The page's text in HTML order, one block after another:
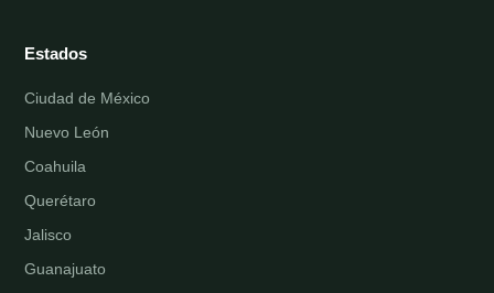
Estados
Ciudad de México
Nuevo León
Coahuila
Querétaro
Jalisco
Guanajuato